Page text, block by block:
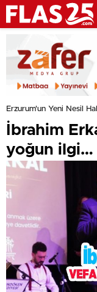
Erzurum'un Yeni Nesil
İbrahim
yoğun ilgi…